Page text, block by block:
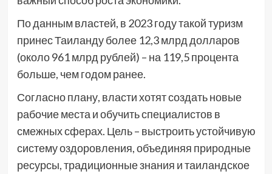
По данным властей, в 2023 году такой туризм
принес Таиланду более 12,3 млрд долларов
(около 961 млрд рублей) – на 119,5 процента
больше, чем годом ранее.
Согласно плану, власти хотят создать новые
рабочие места и обучить специалистов в
смежных сферах. Цель – выстроить устойчивую
систему оздоровления, объединяя природные
ресурсы, традиционные знания и таиландское